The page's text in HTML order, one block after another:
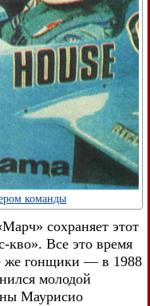
команды
сохраняет этот
кво». Все это время
же гонщики — в 1988
молодой
Маурисио